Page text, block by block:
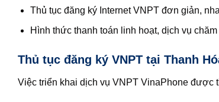
Thủ tục đăng ký Internet VNPT đơn giản,
Hình thức thanh toán linh hoạt, dịch vụ
Thủ tục đăng ký VNPT tại Thanh
Việc triển khai dịch vụ VNPT VinaPhone được